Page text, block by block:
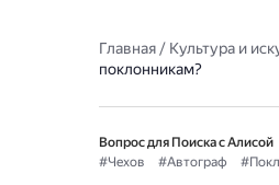
Главная/ Культура и
поклонникам?
Вопрос для Поиска с Алисой
#Чехов
#Автограф